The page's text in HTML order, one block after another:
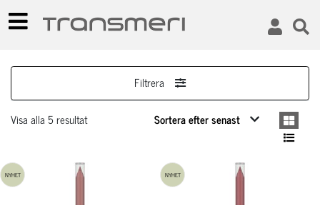
Filtrera
Visa alla 5 resultat
NYHET NYHET